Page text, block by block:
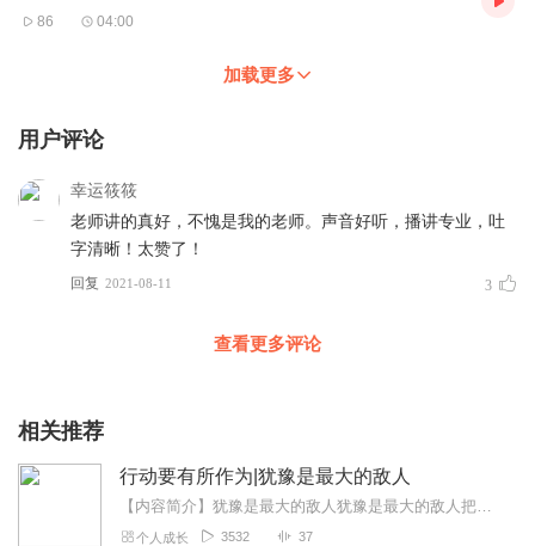
86 04:00
加载更多
用户评论
幸运筱筱
老师讲的真好，不愧是我的老师。声音好听，播讲专业，吐
字清晰！太赞了！
回复 2021-08-11 3
查看更多评论
相关推荐
行动要有所作为|犹豫是最大的敌人
【内容简介】犹豫是最大的敌人犹豫是最大的敌人把疑问变为行动你的周围到处都充满了机会，只要你有一双锐利的眼睛，就会捕捉到它们的踪迹；那些渴求帮助的人呼声越来越弱，...
个人成长 3532 37